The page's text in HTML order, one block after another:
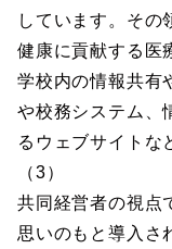
しています。その
健康に貢献する医
学校内の情報共有
や校務システム、
るウェブサイトな
（3）
共同経営者の視点
思いのもと導入さ